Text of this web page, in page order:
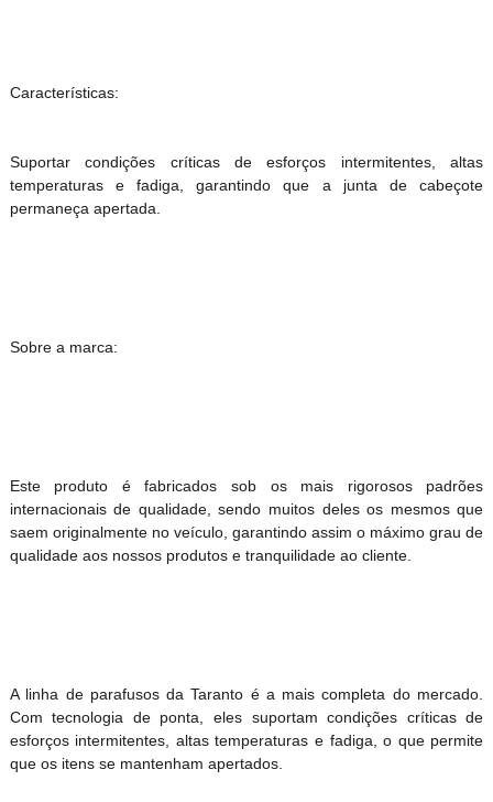
Características:
Suportar condições críticas de esforços intermitentes, altas
temperaturas e fadiga, garantindo que a junta de cabeçote
permaneça apertada.
Sobre a marca:
Este produto é fabricados sob os mais rigorosos padrões
internacionais de qualidade, sendo muitos deles os mesmos que
saem originalmente no veículo, garantindo assim o máximo grau de
qualidade aos nossos produtos e tranquilidade ao cliente.
A linha de parafusos da Taranto é a mais completa do mercado.
Com tecnologia de ponta, eles suportam condições críticas de
esforços intermitentes, altas temperaturas e fadiga, o que permite
que os itens se mantenham apertados.